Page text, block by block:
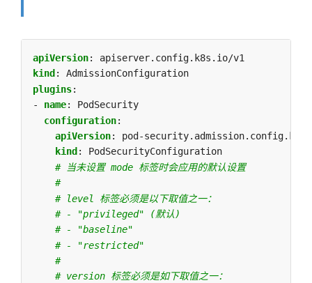
apiVersion:
apiserver.config.k8s.io/v1
kind :
AdmissionConfiguration
plugins:
- name:
PodSecurity
configuration:
apiVersion:
pod-
kind :
PodSecurityConfiguration
# 当未设置 mode 标签时会应用的默认设置
#
# level 标签必须是以下取值之一：
# - "privileged" (默认)
# - "baseline"
# - "restricted"
#
# version 标签必须是如下取值之一：